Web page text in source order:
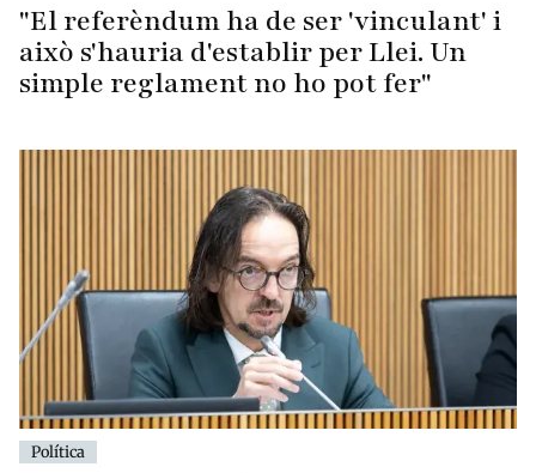
"El referèndum ha de ser 'vinculant' i
això s'hauria d'establir per Llei. Un
simple reglament no ho pot fer"
Política